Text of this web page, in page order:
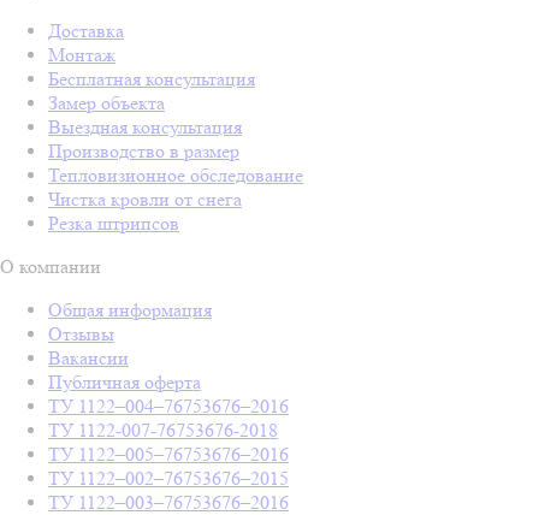
Доставка
Монтаж
Бесплатная консультация
Замер объекта
Выездная консультация
Производство в размер
Тепловизионное обследование
Чистка кровли от снега
Резка штрипсов
О компании
Общая информация
Отзывы
Вакансии
Публичная оферта
ТУ 1122–004–76753676–2016
ТУ 1122-007-76753676-2018
ТУ 1122–005–76753676–2016
ТУ 1122–002–76753676–2015
ТУ 1122–003–76753676–2016